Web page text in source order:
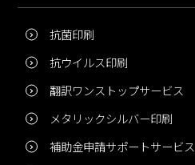
抗菌印刷
抗ウイルス印刷
翻訳ワンストップサービス
メタリックシルバー印刷
補助金申請サポートサービス